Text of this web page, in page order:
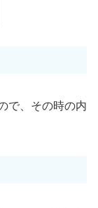
で、その時の内